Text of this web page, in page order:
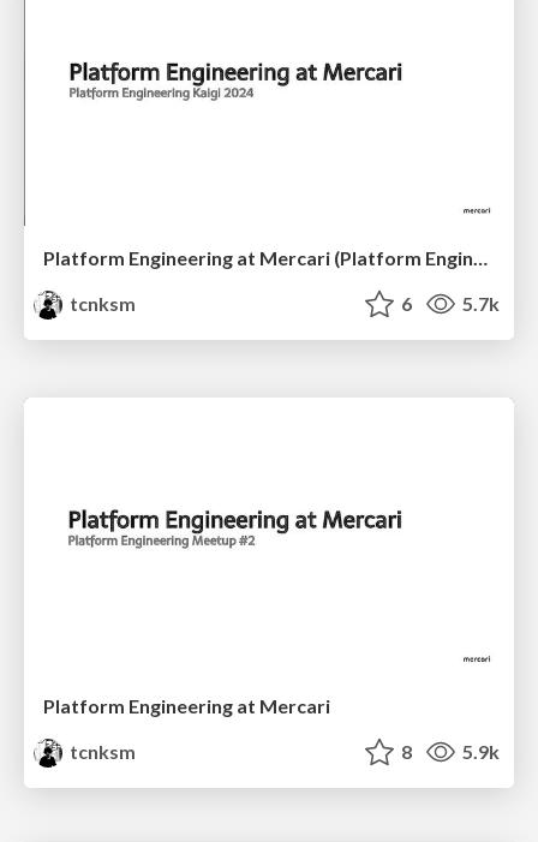
Platform Engineering at Mercari (Platform Engineering Kaigi 2024)
tcnksm
6 5.7k
Platform Engineering at Mercari
tcnksm
8 5.9k